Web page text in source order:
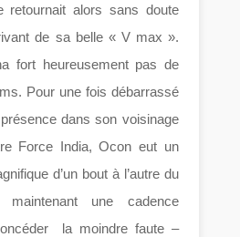
retournait alors sans doute
de sa belle « V max ».
fort heureusement pas de
Pour une fois débarrassé
dans son voisinage
Force India, Ocon eut un
d’un bout à l’autre du
une cadence
la moindre faute –